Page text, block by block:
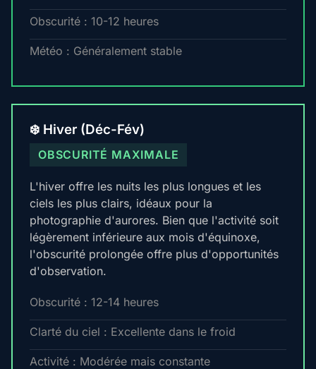
Obscurité : 10-12 heures
Météo : Généralement stable
❄️ Hiver (Déc-Fév)
OBSCURITÉ MAXIMALE
L'hiver offre les nuits les plus longues et les
ciels les plus clairs, idéaux pour la
photographie d'aurores. Bien que l'activité soit
légèrement inférieure aux mois d'équinoxe,
l'obscurité prolongée offre plus d'opportunités
d'observation.
Obscurité : 12-14 heures
Clarté du ciel : Excellente dans le froid
Activité : Modérée mais constante